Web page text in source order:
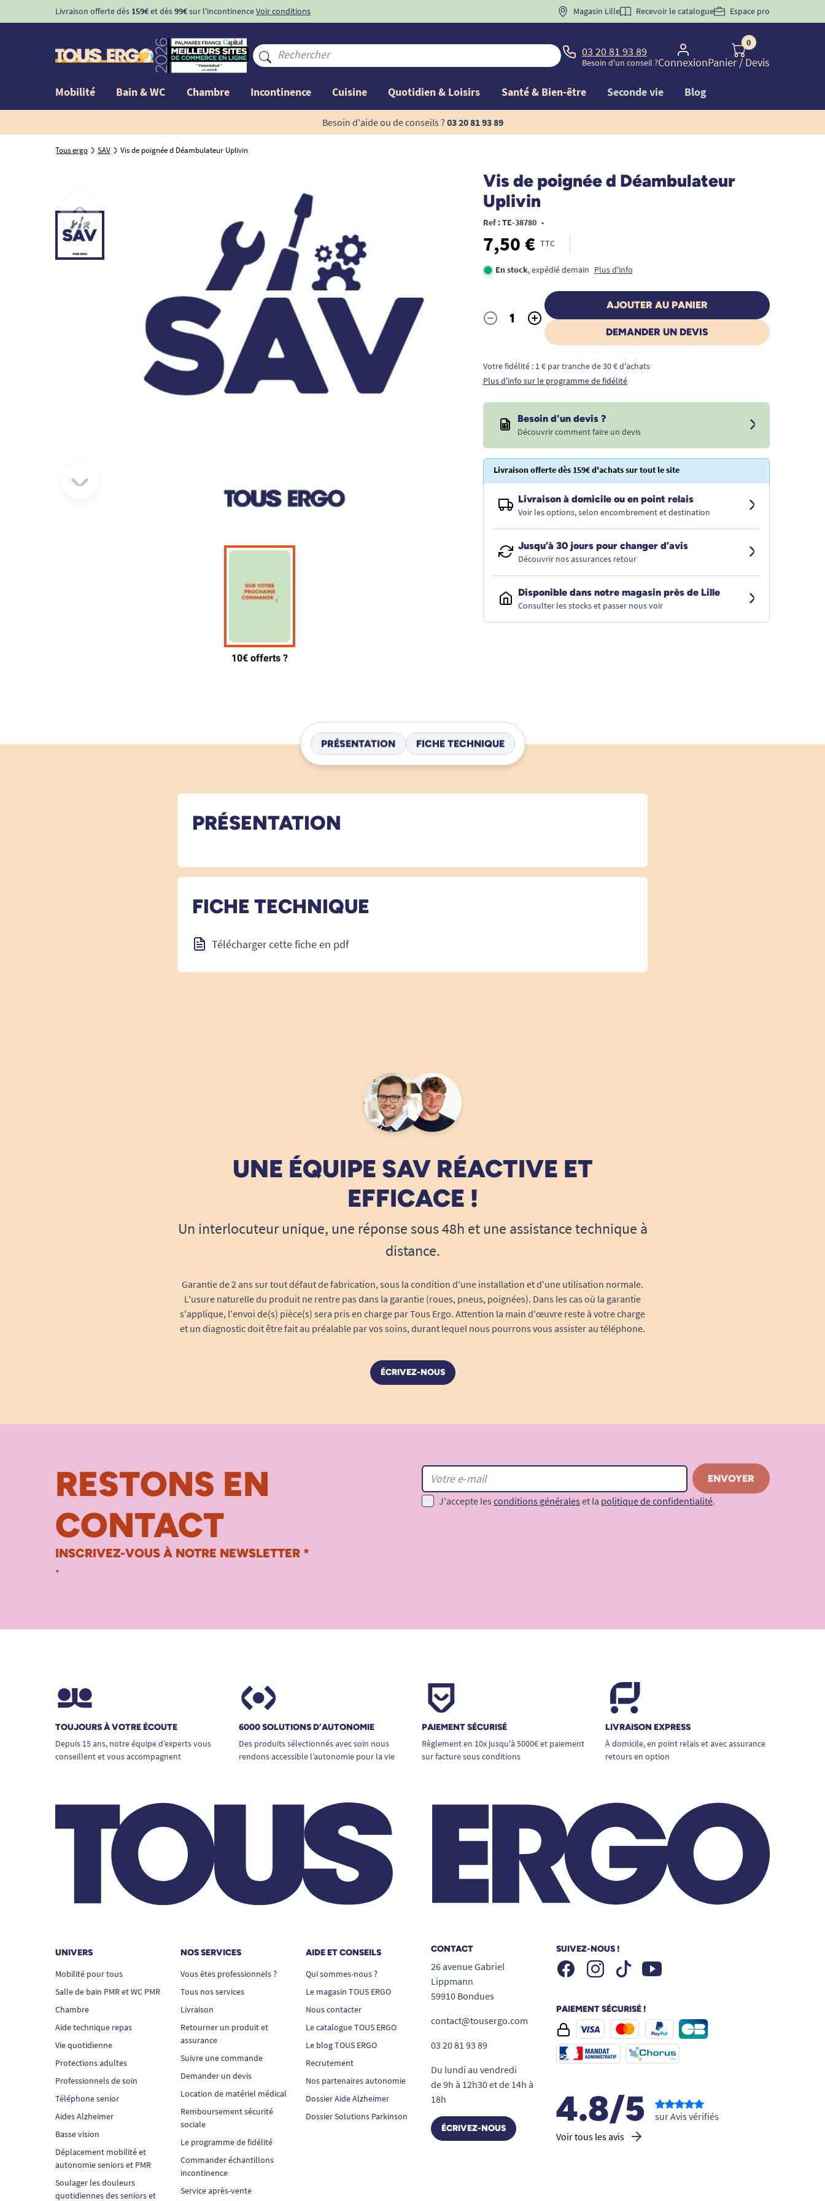
Livraison offerte dès 159€et dès99€sur l'incontinenceVoir conditions BIENVENUE" pourla 1ère commande d'incontinence
Magasin Lille Recevoir le catalogue Espace pro
03 20 81 93 89
Besoin d'un conseil ?Connexion
0
Panier/ Devis
Mobilité Bain & WC Chambre Incontinence Cuisine Quotidien & Loisirs Santé & Bien-être Seconde vie Blog
Besoin d'aide ou de conseils ? 03 20 81 93 89
Tous ergo SAV Vis de poignée d Déambulateur Uplivin
Vis de poignée d Déambulateur
Uplivin
Ref : TE-38780 •
7,50 € TTC
En stock, expédié demain Plus d'info
Quantité
- +
AJOUTER AU PANIER
DEMANDER UN DEVIS
Votre fidélité : 1 € par tranche de 30 € d'achats
Plus d'info sur le programme de fidélité
Besoin d'un devis ?
Découvrir comment faire un devis
Livraison offerte dès 159€ d'achats sur tout le site
Livraison à domicile ou en point relais
Voir les options, selon encombrement et destination
Jusqu’à 30 jours pour changer d’avis
Découvrir nos assurances retour
Disponible dans notre magasin près de Lille
Consulter les stocks et passer nous voir
PRÉSENTATION FICHE TECHNIQUE
PRÉSENTATION
FICHE TECHNIQUE
Télécharger cette fiche en pdf
UNE ÉQUIPE SAV RÉACTIVE ET
EFFICACE !
Un interlocuteur unique, une réponse sous 48h et une assistance technique à
distance.
Garantie de 2 ans sur tout défaut de fabrication, sous la condition d'une installation et d'une utilisation normale.
L'usure naturelle du produit ne rentre pas dans la garantie (roues, pneus, poignées). Dans les cas où la garantie
s'applique, l'envoi de(s) pièce(s) sera pris en charge par Tous Ergo. Attention la main d'œuvre reste à votre charge
et un diagnostic doit être fait au préalable par vos soins, durant lequel nous pourrons vous assister au téléphone.
ÉCRIVEZ-NOUS
RESTONS EN
CONTACT
INSCRIVEZ-VOUS À NOTRE NEWSLETTER *
*
J'accepte les conditions générales et la politique de confidentialité.
TOUJOURS À VOTRE ÉCOUTE
Depuis 15 ans, notre équipe d’experts vous
conseillent et vous accompagnent
6000 SOLUTIONS D’AUTONOMIE
Des produits sélectionnés avec soin nous
rendons accessible l’autonomie pour la vie
PAIEMENT SÉCURISÉ
Règlement en 10x jusqu'à 5000€ et paiement
sur facture sous conditions
LIVRAISON EXPRESS
À domicile, en point relais et avec assurance
retours en option
UNIVERS
Mobilité pour tous
Salle de bain PMR et WC PMR
Chambre
Aide technique repas
Vie quotidienne
Protections adultes
Professionnels de soin
Téléphone senior
Aides Alzheimer
Basse vision
Déplacement mobilité et
autonomie seniors et PMR
Soulager les douleurs
quotidiennes des seniors et
NOS SERVICES
Vous êtes professionnels ?
Tous nos services
Livraison
Retourner un produit et
assurance
Suivre une commande
Demander un devis
Location de matériel médical
Remboursement sécurité
sociale
Le programme de fidélité
Commander échantillons
incontinence
Service après-vente
AIDE ET CONSEILS
Qui sommes-nous ?
Le magasin TOUS ERGO
Nous contacter
Le catalogue TOUS ERGO
Le blog TOUS ERGO
Recrutement
Nos partenaires autonomie
Dossier Aide Alzheimer
Dossier Solutions Parkinson
CONTACT
26 avenue Gabriel
Lippmann
59910 Bondues
contact@tousergo.com
03 20 81 93 89
Du lundi au vendredi
de 9h à 12h30 et de 14h à
18h
ÉCRIVEZ-NOUS
SUIVEZ-NOUS !
FacebookInstagramTiktok Youtube
PAIEMENT SÉCURISÉ !
4.8/5
Voir tous les avis
sur Avis vérifiés